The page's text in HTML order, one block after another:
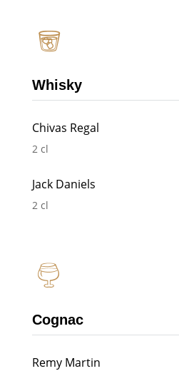
Whisky
Chivas Regal
2 cl
Jack Daniels
2 cl
Cognac
Remy Martin